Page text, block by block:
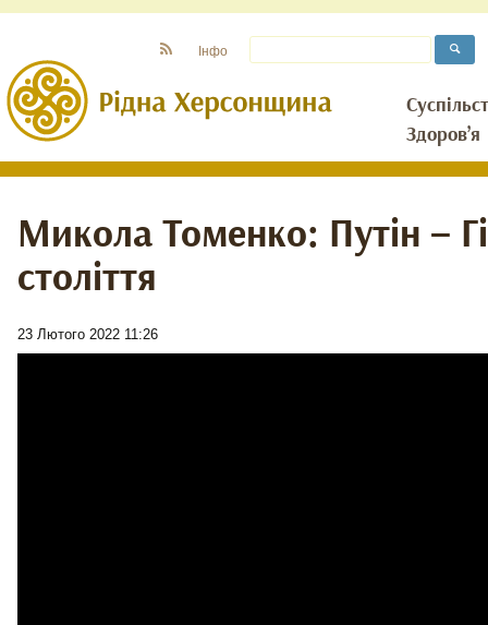
Здоров’я
Інфо
Микола Томенко: Путін –
століття
23 Лютого 2022 11:26